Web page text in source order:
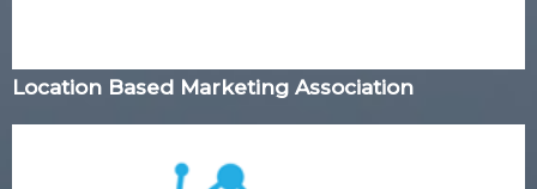
Location Based Marketing Association